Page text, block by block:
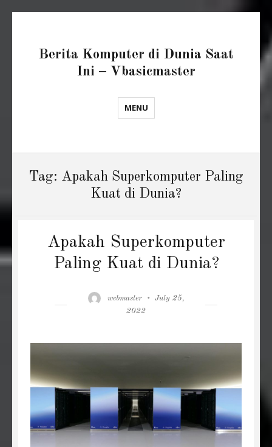
Berita Komputer di Dunia Saat
Ini – Vbasicmaster
MENU
Tag: Apakah Superkomputer Paling
Kuat di Dunia?
Apakah Superkomputer
Paling Kuat di Dunia?
Author
webmaster
Posted
July 25,
2022